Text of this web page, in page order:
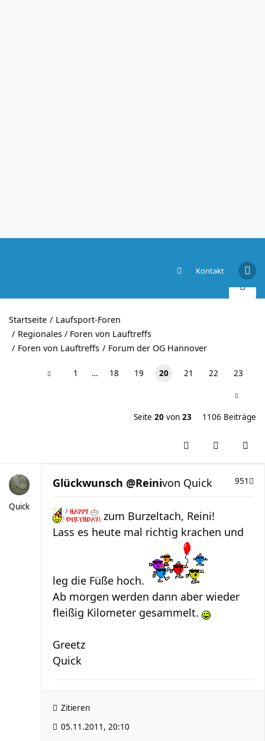
Kontakt
Startseite
Laufsport-Foren
Regionales / Foren von Lauftreffs
Foren von Lauftreffs
Forum der OG Hannover
1 … 18 19 20 21 22 23
Seite 20 von 23 1106 Beiträge
Quick
Glückwunsch @Reini 951
von Quick
zum Burzeltach, Reini!
Lass es heute mal richtig krachen und
leg die Füße hoch.
Ab morgen werden dann aber wieder
fleißig Kilometer gesammelt.
Greetz
Quick
Zitieren
05.11.2011, 20:10